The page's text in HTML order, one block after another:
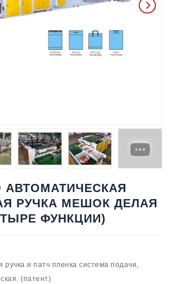
РУЧКА МЕШОК ДЕЛАЯ
ФУНКЦИИ)
ручка и патч пленка система подачи,
(патент)